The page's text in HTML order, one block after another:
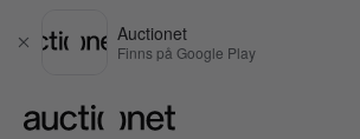
Stäng
Auctionet
Finns på Google Play